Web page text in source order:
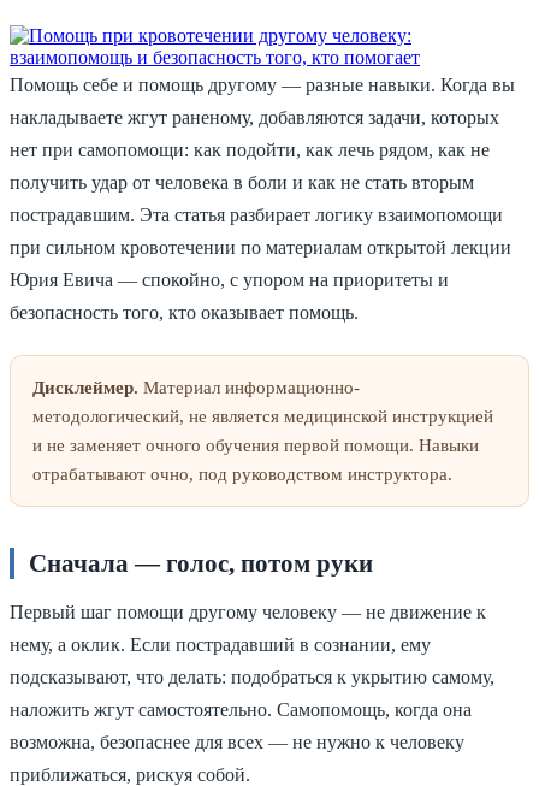
Помощь себе и помощь другому — разные навыки. Когда вы
накладываете жгут раненому, добавляются задачи, которых
нет при самопомощи: как подойти, как лечь рядом, как не
получить удар от человека в боли и как не стать вторым
пострадавшим. Эта статья разбирает логику взаимопомощи
при сильном кровотечении по материалам открытой лекции
Юрия Евича — спокойно, с упором на приоритеты и
безопасность того, кто оказывает помощь.
Дисклеймер. Материал информационно-
методологический, не является медицинской инструкцией
и не заменяет очного обучения первой помощи. Навыки
отрабатывают очно, под руководством инструктора.
Сначала — голос, потом руки
Первый шаг помощи другому человеку — не движение к
нему, а оклик. Если пострадавший в сознании, ему
подсказывают, что делать: подобраться к укрытию самому,
наложить жгут самостоятельно. Самопомощь, когда она
возможна, безопаснее для всех — не нужно к человеку
приближаться, рискуя собой.